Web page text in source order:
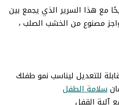
مع هذا السرير الذي يجمع بين
مصنوع من الخشب الصلب ،
سلامة الطفل
آلية القفل